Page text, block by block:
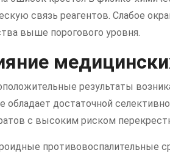
связь реагентов. Слабое
выше порогового уровня.
результаты
обладает достаточной
с высоким риском
противовоспалительные